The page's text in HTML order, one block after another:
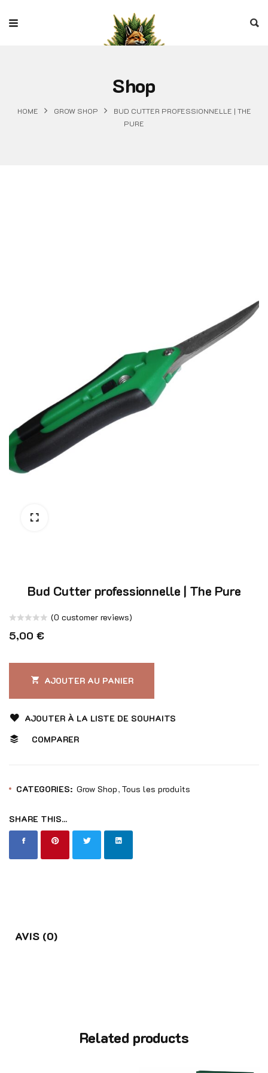
Shop
HOME GROW SHOP
BUD CUTTER PROFESSIONNELLE | THE
PURE
Bud Cutter professionnelle | The Pure
Note
sur
(0 customer reviews)
5,00 €
AJOUTER AU PANIER
AJOUTER À LA LISTE DE SOUHAITS
COMPARER
CATEGORIES: Grow Shop Tous les produits
SHARE THIS...
AVIS (0)
Related products